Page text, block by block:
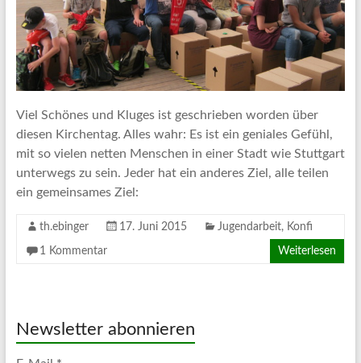
Viel Schönes und Kluges ist geschrieben worden über
diesen Kirchentag. Alles wahr: Es ist ein geniales Gefühl,
mit so vielen netten Menschen in einer Stadt wie Stuttgart
unterwegs zu sein. Jeder hat ein anderes Ziel, alle teilen
ein gemeinsames Ziel:
th.ebinger 17. Juni 2015 Jugendarbeit, Konfi
1 Kommentar Weiterlesen
Newsletter abonnieren